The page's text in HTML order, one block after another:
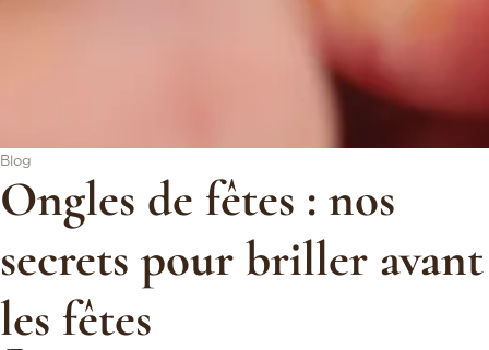
Blog
Ongles de fêtes : nos
secrets pour briller avant
les fêtes